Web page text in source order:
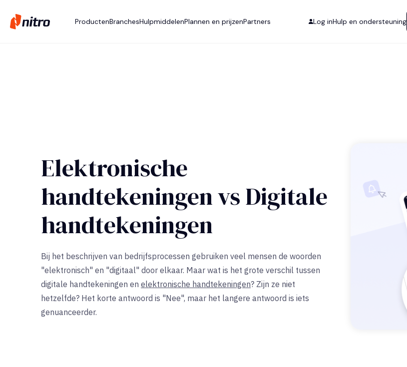
ProductenBranchesHulpmiddelenPlannen en prijzenPartners Log inHulp en ondersteuning
Elektronische
handtekeningen vs Digitale
handtekeningen
Bij het beschrijven van bedrijfsprocessen gebruiken veel mensen de woorden
"elektronisch" en "digitaal" door elkaar. Maar wat is het grote verschil tussen
digitale handtekeningen en elektronische handtekeningen? Zijn ze niet
hetzelfde? Het korte antwoord is "Nee", maar het langere antwoord is iets
genuanceerder.